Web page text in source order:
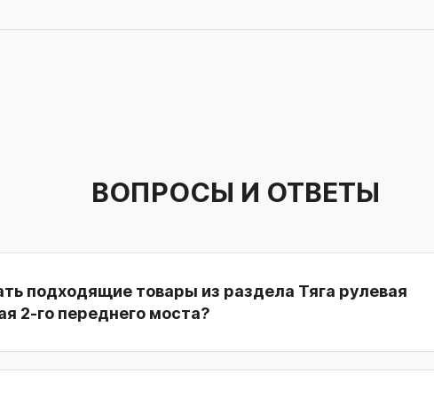
ВОПРОСЫ И ОТВЕТЫ
подходящие товары из раздела Тяга рулевая
2-го переднего моста?